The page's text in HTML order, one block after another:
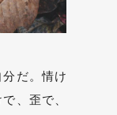
だ。情け
、歪で、